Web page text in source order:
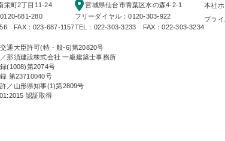
栄町2丁目11-24
681-280
FAX：023-687-1157
宮城県仙台市青葉区水の森4-2-1
フリーダイヤル：0120-303-922
TEL：022-303-3233 FAX：022-303-3234
本社
プラ
通大臣許可(特・般-6)第20820号
那須建設株式会社 一級建築士事務所
第2074号
第23710040号
／山形県知事(1)第2809号
認証取得